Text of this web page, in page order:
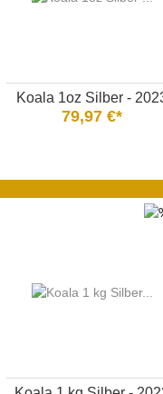
Koala 1oz Silber -
79,97 €*